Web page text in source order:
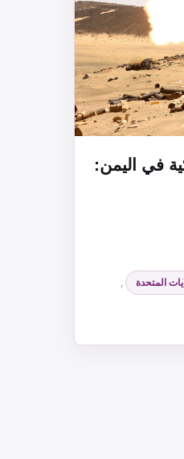
في اليمن:
المتحدة ,